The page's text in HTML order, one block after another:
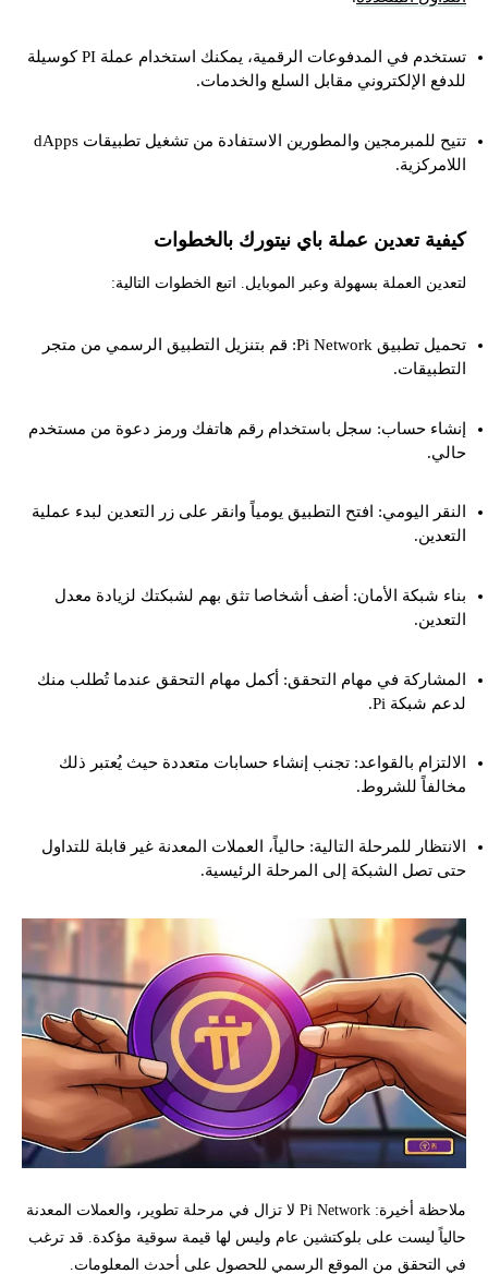
تستخدم في المدفوعات الرقمية، يمكنك استخدام عملة PI كوسيلة
للدفع الإلكتروني مقابل السلع والخدمات.
تتيح للمبرمجين والمطورين الاستفادة من تشغيل تطبيقات dApps
اللامركزية.
كيفية تعدين عملة باي نيتورك بالخطوات
لتعدين العملة بسهولة وعبر الموبايل. اتبع الخطوات التالية:
تحميل تطبيق Pi Network: قم بتنزيل التطبيق الرسمي من متجر
التطبيقات.
إنشاء حساب: سجل باستخدام رقم هاتفك ورمز دعوة من مستخدم
حالي.
النقر اليومي: افتح التطبيق يومياً وانقر على زر التعدين لبدء عملية
التعدين.
بناء شبكة الأمان: أضف أشخاصا تثق بهم لشبكتك لزيادة معدل
التعدين.
المشاركة في مهام التحقق: أكمل مهام التحقق عندما تُطلب منك
لدعم شبكة Pi.
الالتزام بالقواعد: تجنب إنشاء حسابات متعددة حيث يُعتبر ذلك
مخالفاً للشروط.
الانتظار للمرحلة التالية: حالياً، العملات المعدنة غير قابلة للتداول
حتى تصل الشبكة إلى المرحلة الرئيسية.
ملاحظة أخيرة: Pi Network لا تزال في مرحلة تطوير، والعملات المعدنة
حالياً ليست على بلوكتشين عام وليس لها قيمة سوقية مؤكدة. قد ترغب
في التحقق من الموقع الرسمي للحصول على أحدث المعلومات.